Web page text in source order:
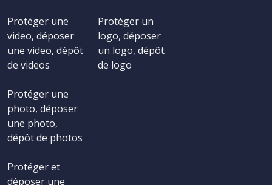
Protéger une
video, déposer
une video, dépôt
de videos
Protéger une
photo, déposer
une photo,
dépôt de photos
Protéger et
déposer une
Protéger un
logo, déposer
un logo, dépôt
de logo